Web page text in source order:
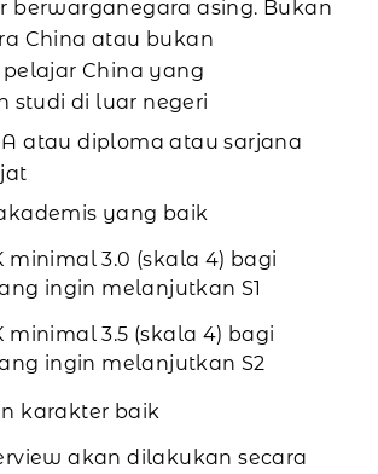
berwarganegara asing. Bukan
China atau bukan
China yang
studi di luar negeri
atau diploma atau sarjana
yang baik
3.0 (skala 4) bagi
ingin melanjutkan S1
3.5 (skala 4) bagi
ingin melanjutkan S2
karakter baik
akan dilakukan secara